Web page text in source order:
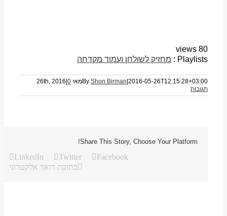
80 views
Playlists :
מחזיק לשולחן ועמוד מקדחה
By Shon Birman 2016-05-26T12:15:28+03:00 מאי 26th, 2016 0
תגובות
Share This Story, Choose Your Platform!
Facebook
Twitter
LinkedIn
כתובת דואר אלקטרוני